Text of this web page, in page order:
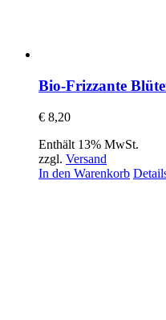
Bio-Frizzante
€ 8,20
Enthält 13% MwSt.
zzgl. Versand
In den Warenkorb